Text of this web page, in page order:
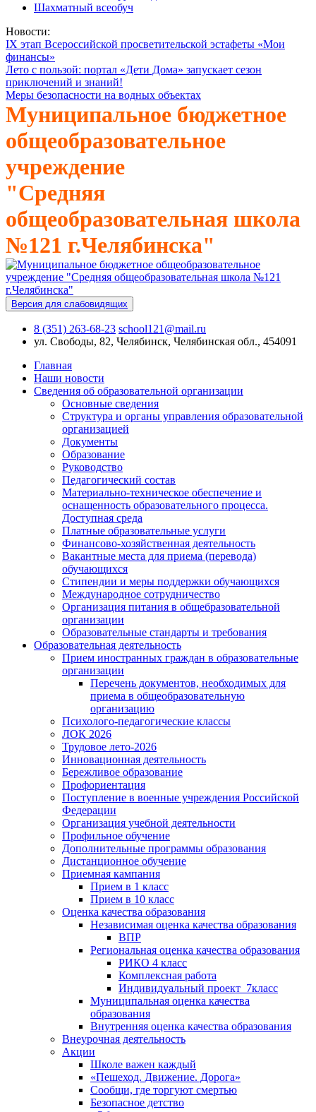
Шахматный всеобуч
Новости:
IX этап Всероссийской просветительской эстафеты «Мои
финансы»
Лето с пользой: портал «Дети Дома» запускает сезон
приключений и знаний!
Меры безопасности на водных объектах
Муниципальное бюджетное
общеобразовательное
учреждение
"Средняя
общеобразовательная школа
№121 г.Челябинска"
Версия для слабовидящих
8 (351) 263-68-23 school121@mail.ru
ул. Свободы, 82, Челябинск, Челябинская обл., 454091
Главная
Наши новости
Сведения об образовательной организации
Основные сведения
Структура и органы управления образовательной
организацией
Документы
Образование
Руководство
Педагогический состав
Материально-техническое обеспечение и
оснащенность образовательного процесса.
Доступная среда
Платные образовательные услуги
Финансово-хозяйственная деятельность
Вакантные места для приема (перевода)
обучающихся
Стипендии и меры поддержки обучающихся
Международное сотрудничество
Организация питания в общебразовательной
организации
Образовательные стандарты и требования
Образовательная деятельность
Прием иностранных граждан в образовательные
организации
Перечень документов, необходимых для
приема в общеобразовательную
организацию
Психолого-педагогические классы
ЛОК 2026
Трудовое лето-2026
Инновационная деятельность
Бережливое образование
Профориентация
Поступление в военные учреждения Российской
Федерации
Организация учебной деятельности
Профильное обучение
Дополнительные программы образования
Дистанционное обучение
Приемная кампания
Прием в 1 класс
Прием в 10 класс
Оценка качества образования
Независимая оценка качества образования
ВПР
Региональная оценка качества образования
РИКО 4 класс
Комплексная работа
Индивидуальный проект_7класс
Муниципальная оценка качества
образования
Внутренняя оценка качества образования
Внеурочная деятельность
Акции
Школе важен каждый
«Пешеход. Движение. Дорога»
Сообщи, где торгуют смертью
Безопасное детство